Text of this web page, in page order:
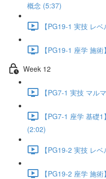
概念 (5:37)
【PG19-1 実技 レ
【PG19-1 座学 施
Week 12
【PG7-1 実技 マル
【PG7-1 座学 基礎
(2:02)
【PG19-2 実技 レ
【PG19-2 座学 施